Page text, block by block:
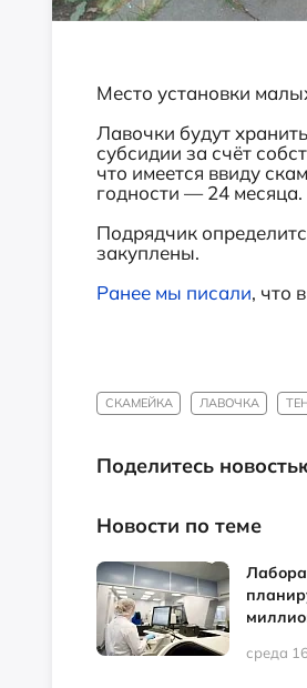
Место установки
Лавочки будут
субсидии за счёт
что имеется ввиду
годности — 24 месяца.
Подрядчик
закуплены.
Ранее мы писали, что
СКАМЕЙКА ЛАВОЧКА
Поделитесь
Новости по теме
среда